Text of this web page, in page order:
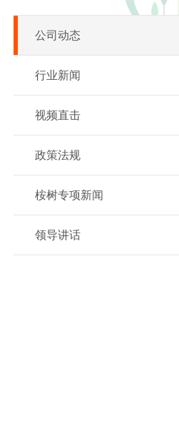
公司动态
行业新闻
视频直击
政策法规
桉树专项新闻
领导讲话